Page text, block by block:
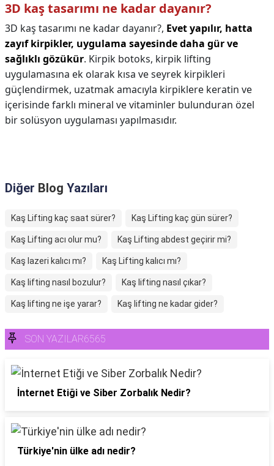
3D kaş tasarımı ne kadar dayanır?
3D kaş tasarımı ne kadar dayanır?, Evet yapılır, hatta
zayıf kirpikler, uygulama sayesinde daha gür ve
sağlıklı gözükür. Kirpik botoks, kirpik lifting
uygulamasına ek olarak kısa ve seyrek kirpikleri
güçlendirmek, uzatmak amacıyla kirpiklere keratin ve
içerisinde farklı mineral ve vitaminler bulunduran özel
bir solüsyon uygulaması yapılmasıdır.
Diğer Blog Yazıları
Kaş Lifting kaç saat sürer? Kaş Lifting kaç gün sürer?
Kaş Lifting acı olur mu? Kaş Lifting abdest geçirir mi?
Kaş lazeri kalıcı mı? Kaş Lifting kalıcı mı?
Kaş lifting nasıl bozulur? Kaş lifting nasıl çıkar?
Kaş lifting ne işe yarar? Kaş lifting ne kadar gider?
SON YAZILAR6565
İnternet Etiği ve Siber Zorbalık Nedir?
Türkiye'nin ülke adı nedir?